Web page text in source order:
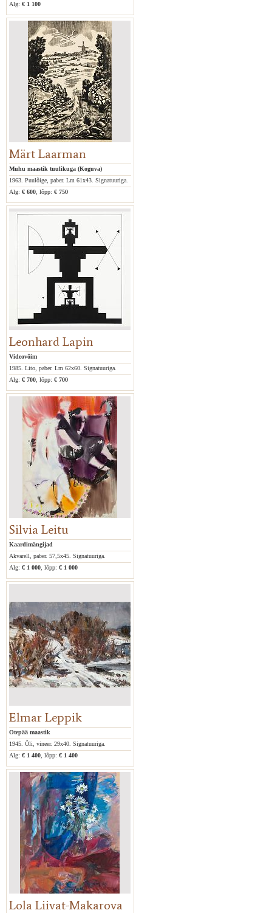
Alg: € 1 100
Märt Laarman
Muhu maastik tuulikuga (Koguva)
1963. Puulõige, paber. Lm 61x43. Signatuuriga.
Alg: € 600 , lõpp: € 750
Leonhard Lapin
Videovõim
1985. Lito, paber. Lm 62x60. Signatuuriga.
Alg: € 700 , lõpp: € 700
Silvia Leitu
Kaardimängijad
Akvarell, paber. 57,5x45. Signatuuriga.
Alg: € 1 000 , lõpp: € 1 000
Elmar Leppik
Otepää maastik
1945. Õli, vineer. 29x40. Signatuuriga.
Alg: € 1 400 , lõpp: € 1 400
Lola Liivat-Makarova